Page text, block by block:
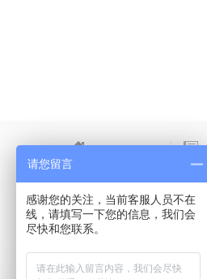
企业文化
领导关怀
大事件
请您留言
感谢您的关注，当前客服人员不在
线，请填写一下您的信息，我们会
尽快和您联系。